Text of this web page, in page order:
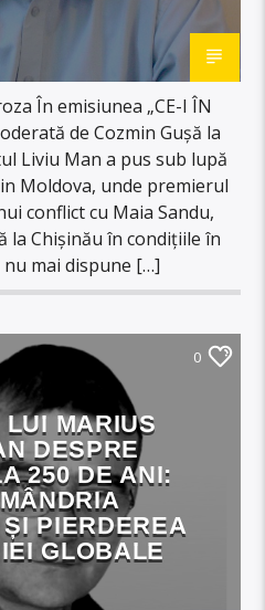
În emisiunea „CE-I ÎN
de Cozmin Gușă la
Liviu Man a pus sub lupă
Moldova, unde premierul
conflict cu Maia Sandu,
la Chișinău în condițiile în
mai dispune […]
0
MARIUS
DESPRE
250 DE ANI:
PIERDEREA
GLOBALE